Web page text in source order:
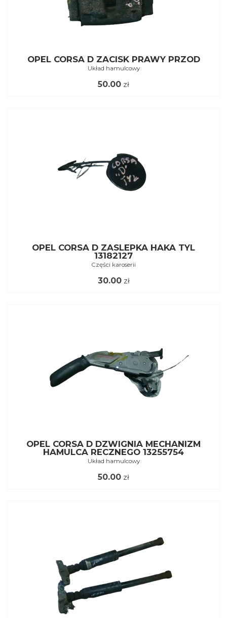
OPEL CORSA D ZACISK PRAWY PRZOD
Układ hamulcowy
50.00 zł
OPEL CORSA D ZASLEPKA HAKA TYL
13182127
Części karoserii
30.00zł
OPEL CORSA D DZWIGNIA MECHANIZM
HAMULCA RECZNEGO 13255754
Układ hamulcowy
50.00 zł